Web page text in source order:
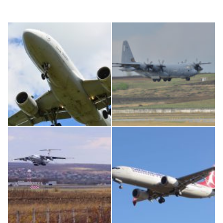
Airbus A319-114 D-AILN, Lufthansa, Франкфурт-Кишинев, 24/06/18